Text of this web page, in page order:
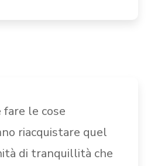
le cose
riacquistare quel
di tranquillità che